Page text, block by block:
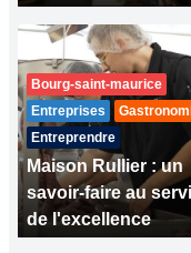
Bourg-saint-maurice
Entreprises
Entreprendre
Maison Rullier : un
savoir-faire au
de l'excellence